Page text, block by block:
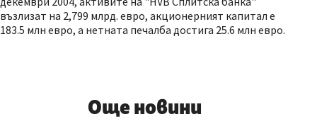
възлизат на 2,799 млрд. евро, акционерният капитал е
183.5 млн евро, а нетната печалба достига 25.6 млн евро.
Още новини